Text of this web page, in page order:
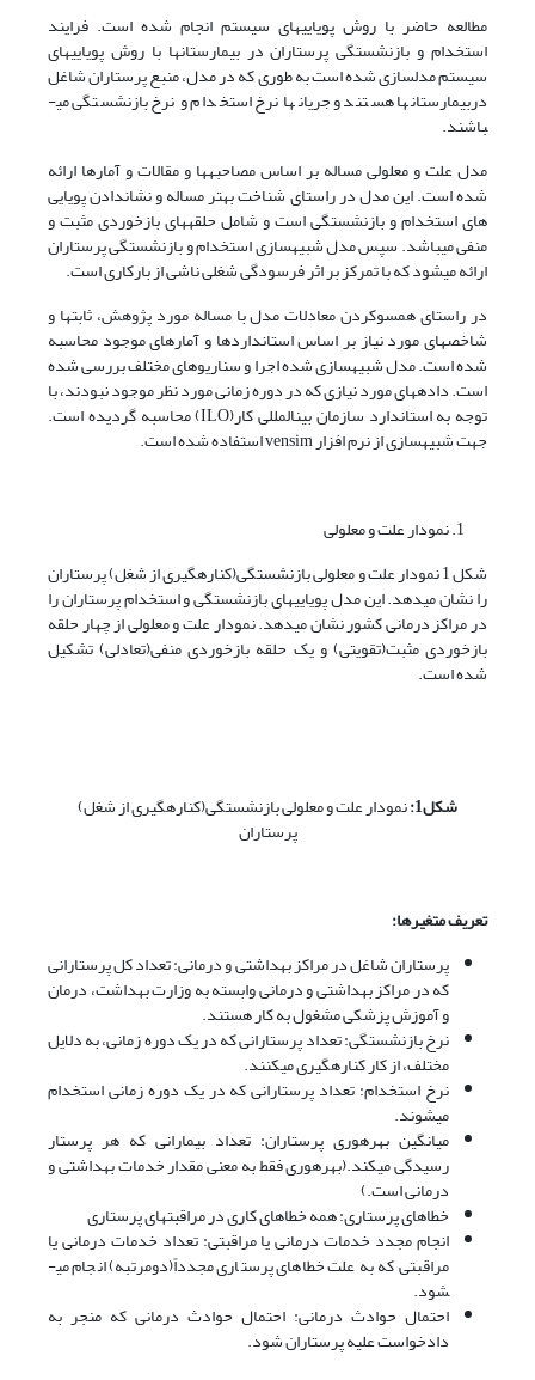
مطالعه حاضر با روش پویایی­های سیستم انجام شده است. فرایند
استخدام و بازنشستگی پرستاران در بیمارستان­ها با روش پویایی­های
سیستم مدل­سازی شده است به طوری که در مدل، منبع پرستاران شاغل
دربیمارستان­ها هستند و جریان­ها نرخ استخدام و نرخ بازنشستگی می­
باشند.
مدل علت و معلولی مساله بر اساس مصاحبه­ها و مقالات و آمارها ارائه
شده است. این مدل در راستای شناخت بهتر مساله و نشان­دادن پویایی
های استخدام و بازنشستگی است و شامل حلقه­های بازخوردی مثبت و
منفی می­باشد. سپس مدل شبیه­سازی استخدام و بازنشستگی پرستاران
ارائه می­شود که با تمرکز بر اثر فرسودگی شغلی ناشی از بارکاری است.
در راستای همسو­کردن معادلات مدل با مساله مورد پژوهش، ثابت­ها و
شاخص­های مورد نیاز بر اساس استانداردها و آمارهای موجود محاسبه
شده است. مدل شبیه­سازی شده اجرا و سناریوهای مختلف بررسی شده
است. داده­های مورد نیازی که در دوره زمانی مورد نظر موجود نبودند، با
توجه به استاندارد سازمان بین­المللی کار(ILO) محاسبه گردیده است.
جهت شبیه­سازی از نرم افزار vensim استفاده شده است.
نمودار علت و معلولی
شکل 1 نمودار علت و معلولی بازنشستگی(کناره­گیری از شغل) پرستاران
را نشان می­دهد. این مدل پویایی­های بازنشستگی و استخدام پرستاران را
در مراکز درمانی کشور نشان می­دهد. نمودار علت و معلولی از چهار حلقه
بازخوردی مثبت(تقویتی) و یک حلقه بازخوردی منفی(تعادلی) تشکیل
شده است.
شکل1: نمودار علت و معلولی بازنشستگی(کناره­گیری از شغل)
پرستاران
تعریف متغیرها:
پرستاران شاغل در مراکز بهداشتی و درمانی: تعداد کل پرستارانی
که در مراکز بهداشتی و درمانی وابسته به وزارت بهداشت، درمان
و آموزش پزشکی مشغول به کار هستند.
نرخ بازنشستگی: تعداد پرستارانی که در یک دوره زمانی، به دلایل
مختلف، از کار کناره­گیری می­کنند.
نرخ استخدام: تعداد پرستارانی که در یک دوره زمانی استخدام
می­شوند.
میانگین بهره­وری پرستاران: تعداد بیمارانی که هر پرستار
رسیدگی می­کند.(بهره­وری فقط به معنی مقدار خدمات بهداشتی و
درمانی است.)
خطاهای پرستاری: همه خطاهای کاری در مراقبت­های پرستاری
انجام مجدد خدمات درمانی یا مراقبتی: تعداد خدمات درمانی یا
مراقبتی که به علت خطاهای پرستاری مجدداً(دومرتبه) انجام می­
شود.
احتمال حوادث درمانی: احتمال حوادث درمانی که منجر به
دادخواست علیه پرستاران شود.